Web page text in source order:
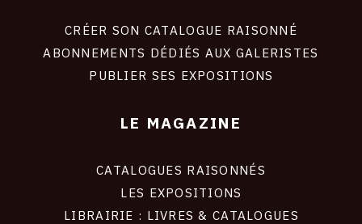
CRÉER SON CATALOGUE RAISONNÉ
ABONNEMENTS DÉDIÉS AUX GALERISTES
PUBLIER SES EXPOSITIONS
LE MAGAZINE
CATALOGUES RAISONNÉS
LES EXPOSITIONS
LIBRAIRIE : LIVRES & CATALOGUES